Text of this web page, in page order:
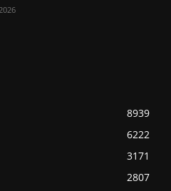
8939
6222
3171
2807